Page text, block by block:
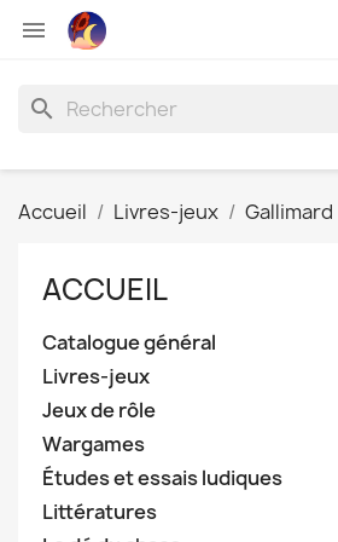

search
Accueil Livres-jeux Gallimard
ACCUEIL
Catalogue général
Livres-jeux
Jeux de rôle
Wargames
Études et essais ludiques
Littératures